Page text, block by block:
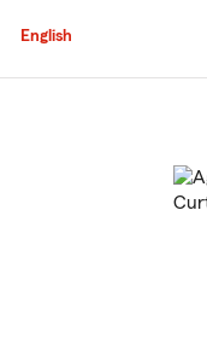
English